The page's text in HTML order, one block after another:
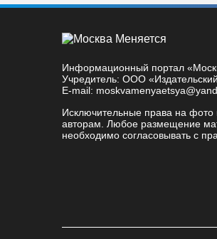
Информационный портал
Учредитель: ООО
E-mail:
Исключительные права на
авторам. Любое размещение
необходимо согласовывать с